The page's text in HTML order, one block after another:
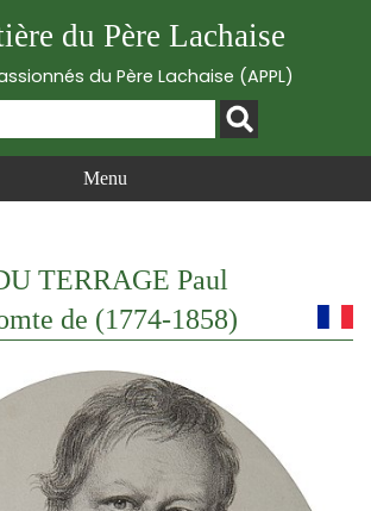
du Père Lachaise
du Père Lachaise (APPL)
Menu
TERRAGE Paul
de (1774-1858)